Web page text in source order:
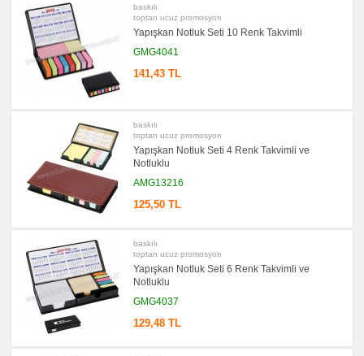
baskılı
toptan ucuz promosyon
Yapışkan Notluk Seti 10 Renk Takvimli
GMG4041
141,43 TL
baskılı
toptan ucuz promosyon
Yapışkan Notluk Seti 4 Renk Takvimli ve
Notluklu
AMG13216
125,50 TL
baskılı
toptan ucuz promosyon
Yapışkan Notluk Seti 6 Renk Takvimli ve
Notluklu
GMG4037
129,48 TL
Mezura
promosyon
Çakı
&
El
Feneri
promosyon
Masa
Çanta
Askısı
promosyon
PowerBank
promosyon
Flash
Bellek
promosyon
Saat
promosyon
Kalem